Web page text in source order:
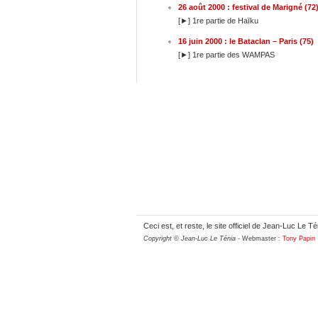
26 août 2000 : festival de Marigné (72)
[►] 1re partie de Haïku
16 juin 2000 : le Bataclan – Paris (75)
[►] 1re partie des WAMPAS
Ceci est, et reste, le site officiel de Jean-Luc Le
Copyright © Jean-Luc Le Ténia - Webmaster : Tony Papin